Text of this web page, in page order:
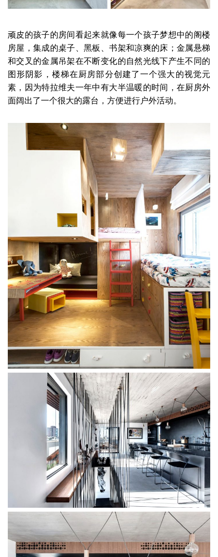
顽皮的孩子的房间看起来就像每一个孩子梦想中的阁楼
房屋，集成的桌子、黑板、书架和凉爽的床；金属悬梯
和交叉的金属吊架在不断变化的自然光线下产生不同的
图形阴影，楼梯在厨房部分创建了一个强大的视觉元
素，因为特拉维夫一年中有大半温暖的时间，在厨房外
面阔出了一个很大的露台，方便进行户外活动。